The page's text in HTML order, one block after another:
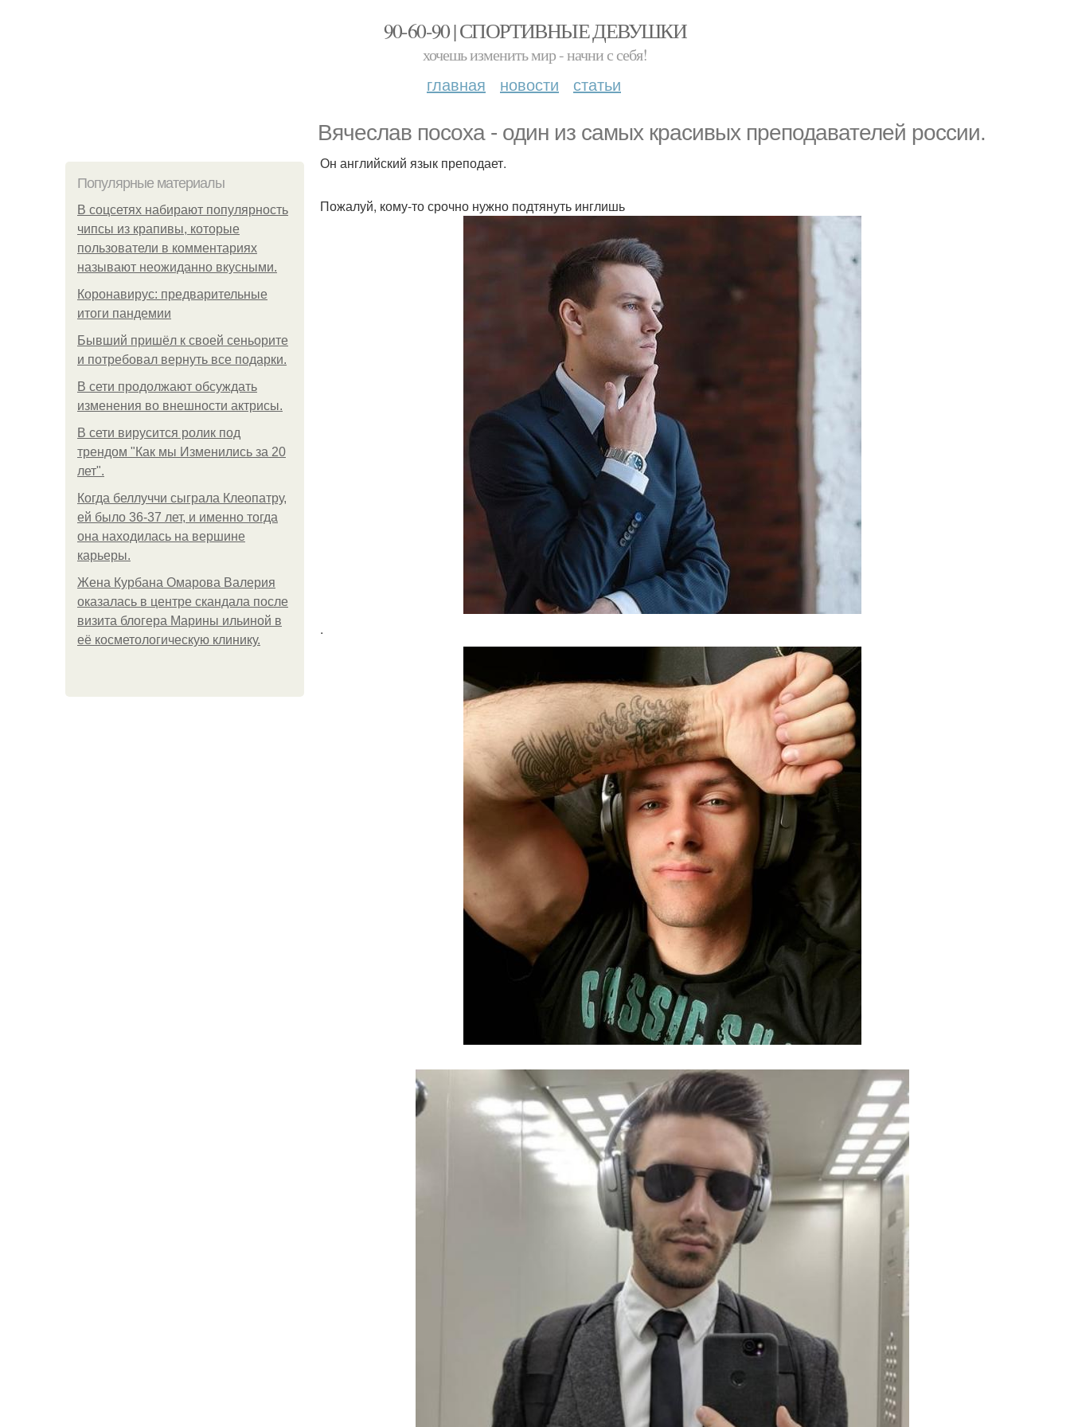
90-60-90 | СПОРТИВНЫЕ ДЕВУШКИ
хочешь изменить мир - начни с себя!
главная новости статьи
Вячеслав посоха - один из самых красивых преподавателей россии.
Популярные материалы
В соцсетях набирают популярность
чипсы из крапивы, которые
пользователи в комментариях
называют неожиданно вкусными.
Коронавирус: предварительные
итоги пандемии
Бывший пришёл к своей сеньорите
и потребовал вернуть все подарки.
В сети продолжают обсуждать
изменения во внешности актрисы.
В сети вирусится ролик под
трендом "Как мы Изменились за 20
лет".
Когда беллуччи сыграла Клеопатру,
ей было 36-37 лет, и именно тогда
она находилась на вершине
карьеры.
Жена Курбана Омарова Валерия
оказалась в центре скандала после
визита блогера Марины ильиной в
её косметологическую клинику.
Он английский язык преподает.
Пожалуй, кому-то срочно нужно подтянуть инглишь
.